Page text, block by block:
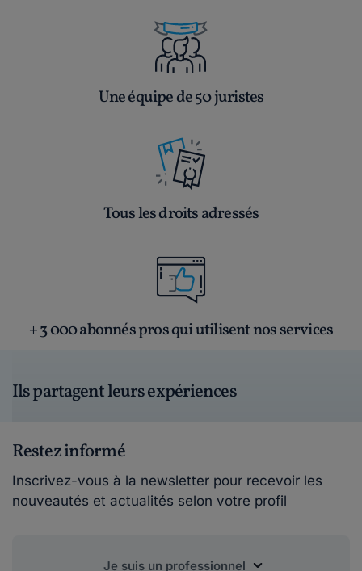
Une équipe de 50 juristes
Tous les droits adressés
+ 3 000 abonnés pros qui utilisent nos services
Ils partagent leurs expériences
Restez informé
Inscrivez-vous à la newsletter pour recevoir les
nouveautés et actualités selon votre profil